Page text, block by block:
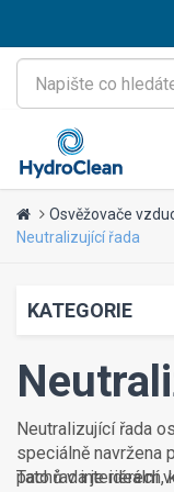
Osvěžovače
Neutralizující řada
KATEGORIE
Neutralizující řada
speciálně navržena
pachů v interiérech,
Tato řada je ideální